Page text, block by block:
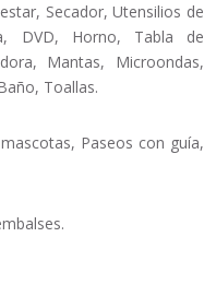
Secador, Utensilios de
DVD, Horno, Tabla de
Mantas, Microondas,
Toallas.
Paseos con guía,